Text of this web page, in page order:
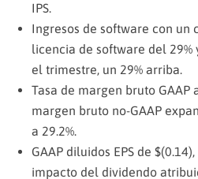
IPS.
Ingresos de software con un
licencia de software del 29%
el trimestre, un 29% arriba.
Tasa de margen bruto GAAP
margen bruto no-GAAP
a 29.2%.
GAAP diluidos EPS de
impacto del dividendo